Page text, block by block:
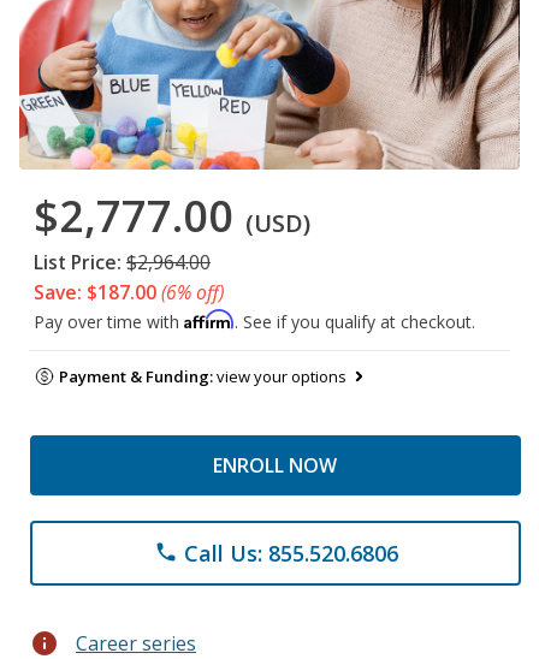
$2,777.00 (USD)
List Price: $2,964.00
Save: $187.00(6% off)
Pay over time with Affirm. See if you qualify at checkout.
Payment & Funding:view your options
ENROLL NOW
phone Call Us: 855.520.6806
info Career series